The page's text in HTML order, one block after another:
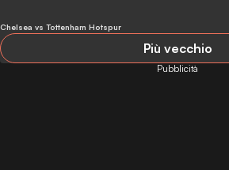
Chelsea vs Tottenham Hotspur
Più vecchio
Pubblicità